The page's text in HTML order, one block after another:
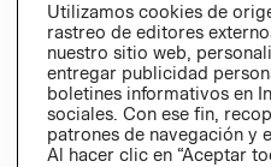
Utilizamos cookies de
rastreo de editores
nuestro sitio web,
entregar publicidad
boletines informativos en
sociales. Con ese fin,
patrones de navegación y
Al hacer clic en “Aceptar